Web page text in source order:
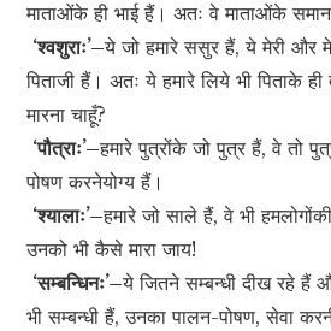
माताओंके ही भाई हैं। अतः वे माताओंके समान
‘श्वशुराः’–ये जो हमारे ससुर हैं, ये मेरी और
पिताजी हैं। अतः ये हमारे लिये भी पिताके
मारना चाहूँ?
‘पौत्राः’–हमारे पुत्रोंके जो पुत्र हैं, वे तो
पोषण करनेयोग्य हैं।
‘श्यालाः’–हमारे जो साले हैं, वे भी
उनको भी कैसे मारा जाय!
‘सम्बन्धिनः’–ये जितने सम्बन्धी दीख रहे हैं
भी सम्बन्धी हैं, उनका पालन-पोषण, सेवा